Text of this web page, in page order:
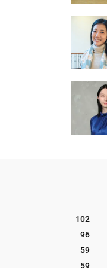
102
96
59
59